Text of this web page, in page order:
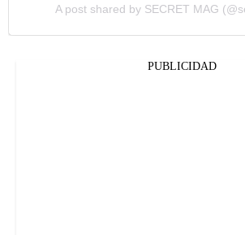
A post shared by SECRET MAG
PUBLICIDAD